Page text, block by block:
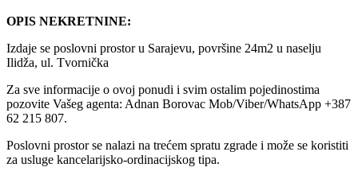
OPIS NEKRETNINE:
Izdaje se poslovni prostor u Sarajevu, površine 24m2 u naselju
Ilidža, ul. Tvornička
Za sve informacije o ovoj ponudi i svim ostalim pojedinostima
pozovite Vašeg agenta: Adnan Borovac Mob/Viber/WhatsApp +387
62 215 807.
Poslovni prostor se nalazi na trećem spratu zgrade i može se koristiti
za usluge kancelarijsko-ordinacijskog tipa.